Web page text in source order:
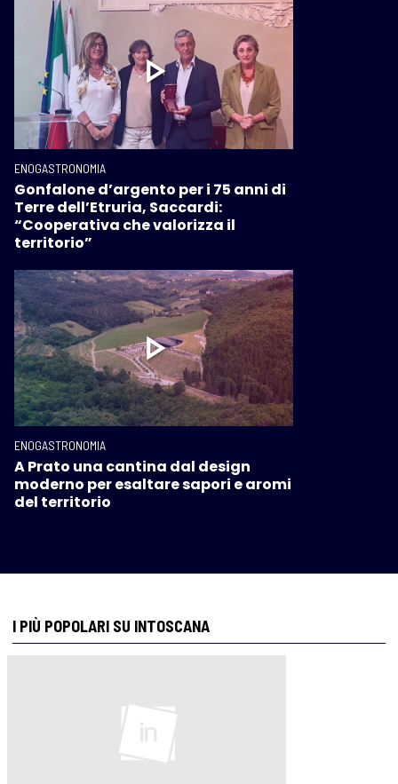
ENOGASTRONOMIA
Gonfalone d’argento per i 75 anni di
Terre dell’Etruria, Saccardi:
“Cooperativa che valorizza il
territorio”
ENOGASTRONOMIA
A Prato una cantina dal design
moderno per esaltare sapori e aromi
del territorio
I PIÙ POPOLARI SU INTOSCANA